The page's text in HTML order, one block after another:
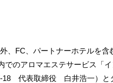
、FC、パートナーホテルを含
でのアロマエステサービス「
代表取締役 白井浩一）と